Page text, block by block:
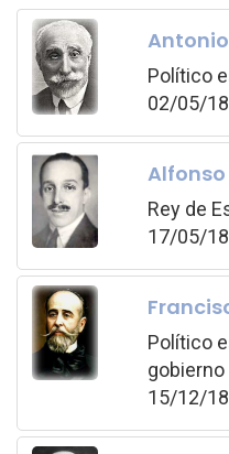
Político
02/05/
Alfonso
Rey de
17/05/
Político
15/12/